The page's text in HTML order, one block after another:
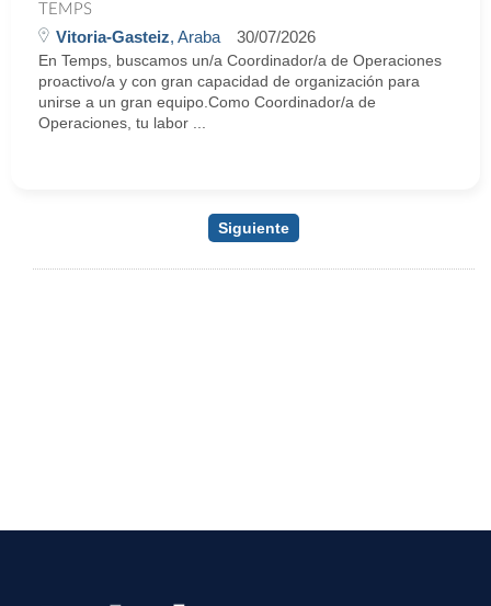
TEMPS
Vitoria-Gasteiz, Araba 30/07/2026
En Temps, buscamos un/a Coordinador/a de Operaciones
proactivo/a y con gran capacidad de organización para
unirse a un gran equipo.Como Coordinador/a de
Operaciones, tu labor ...
Siguiente